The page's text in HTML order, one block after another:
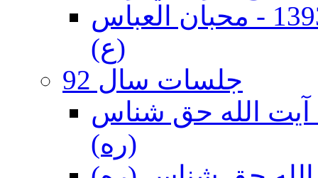
جلسات دهه اول محرم الحرام 1393 - محبان العباس
(ع)
جلسات سال 92
92 - حسينيه آيت الله حق شناس
(ره)